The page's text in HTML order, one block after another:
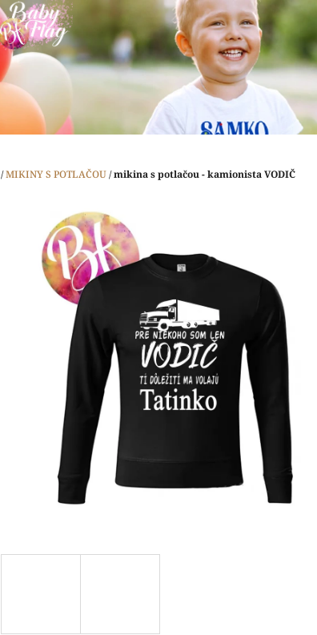
Domov
/MIKINY S POTLAČOU/mikina s potlačou - kamionista VODIČ